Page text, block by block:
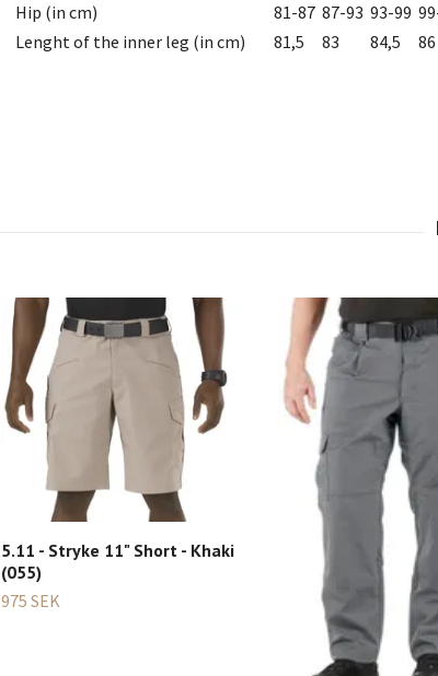
Hip (in cm)
81-87 87-93 93-99
Lenght of the inner leg (in cm)
81,5 83 84,5 86
5.11 - Stryke 11" Short - Khaki
(055)
975 SEK